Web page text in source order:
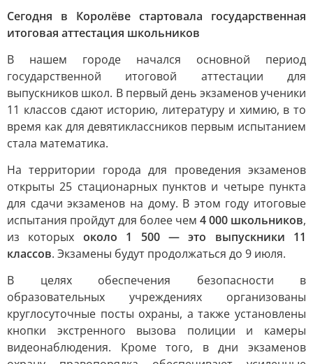
Сегодня в Королёве стартовала государственная
итоговая аттестация школьников
В нашем городе начался основной период
государственной итоговой аттестации для
выпускников школ. В первый день экзаменов ученики
11 классов сдают историю, литературу и химию, в то
время как для девятиклассников первым испытанием
стала математика.
На территории города для проведения экзаменов
открыты 25 стационарных пунктов и четыре пункта
для сдачи экзаменов на дому. В этом году итоговые
испытания пройдут для более чем 4 000 школьников,
из которых около 1 500 — это выпускники 11
классов. Экзамены будут продолжаться до 9 июля.
В целях обеспечения безопасности в
образовательных учреждениях организованы
круглосуточные посты охраны, а также установлены
кнопки экстренного вызова полиции и камеры
видеонаблюдения. Кроме того, в дни экзаменов